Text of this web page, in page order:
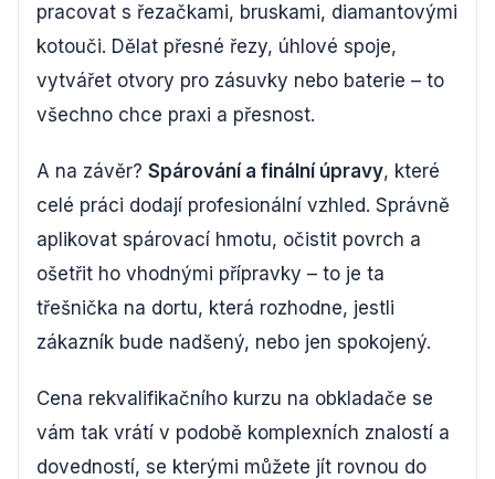
pracovat s řezačkami, bruskami, diamantovými
kotouči. Dělat přesné řezy, úhlové spoje,
vytvářet otvory pro zásuvky nebo baterie – to
všechno chce praxi a přesnost.
A na závěr? Spárování a finální úpravy, které
celé práci dodají profesionální vzhled. Správně
aplikovat spárovací hmotu, očistit povrch a
ošetřit ho vhodnými přípravky – to je ta
třešnička na dortu, která rozhodne, jestli
zákazník bude nadšený, nebo jen spokojený.
Cena rekvalifikačního kurzu na obkladače se
vám tak vrátí v podobě komplexních znalostí a
dovedností, se kterými můžete jít rovnou do